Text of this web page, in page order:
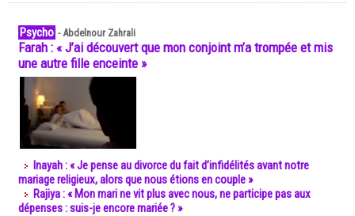
Psycho -Abdelnour Zahrali
Farah : « J’ai découvert que mon conjoint m’a trompée et mis
une autre fille enceinte »
Inayah : « Je pense au divorce du fait d’infidélités avant notre
mariage religieux, alors que nous étions en couple »
Rajiya : « Mon mari ne vit plus avec nous, ne participe pas aux
dépenses : suis-je encore mariée ? »